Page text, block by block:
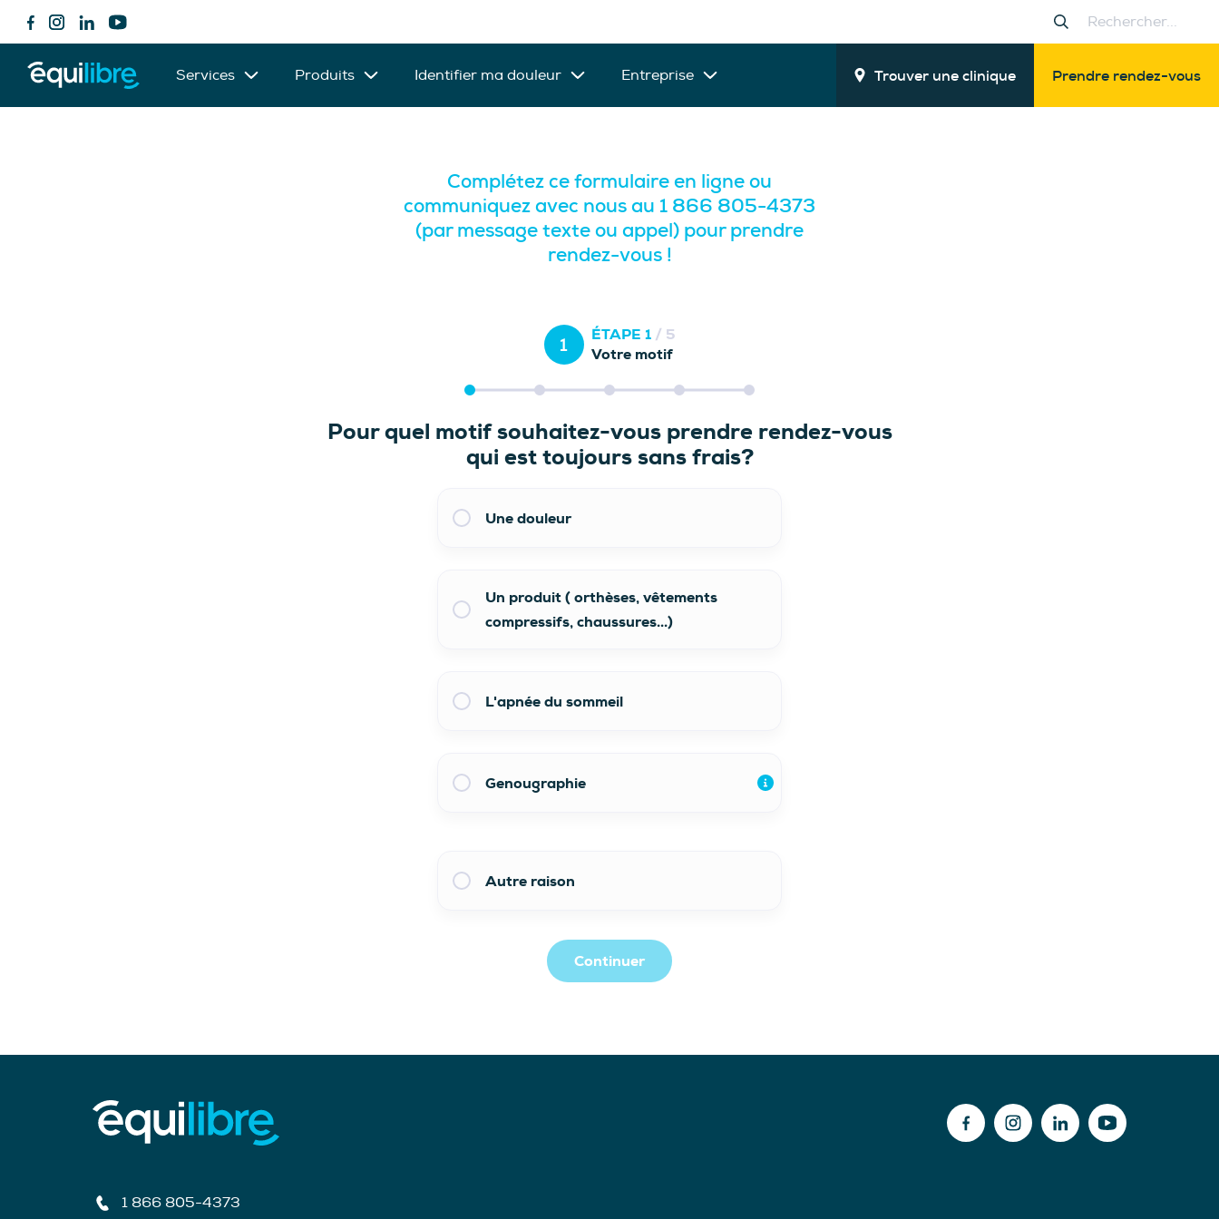
Services Produits Identifier ma douleur Entreprise Trouver une clinique Prendre rendez-vous
Complétez ce formulaire en ligne ou
communiquez avec nous au 1 866 805-4373
(par message texte ou appel) pour prendre
rendez-vous !
1 ÉTAPE 1 / 5
Votre motif
Pour quel motif souhaitez-vous prendre rendez-vous
qui est toujours sans frais?
Une douleur
Un produit ( orthèses, vêtements
compressifs, chaussures...)
L'apnée du sommeil
Genougraphie
Autre raison
Continuer
1 866 805-4373